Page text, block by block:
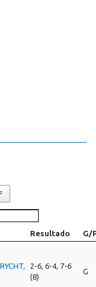
Resultado G/
2-6, 6-4, 7-6
(8)
G